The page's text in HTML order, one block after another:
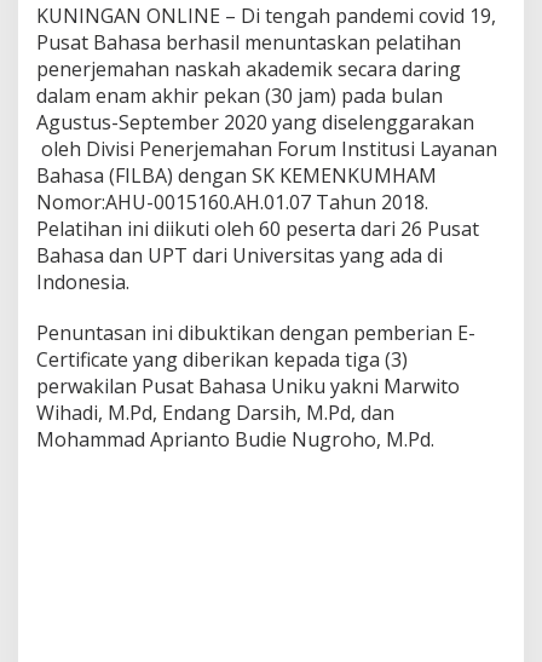
KUNINGAN ONLINE – Di tengah pandemi covid 19,
Pusat Bahasa berhasil menuntaskan pelatihan
penerjemahan naskah akademik secara daring
dalam enam akhir pekan (30 jam) pada bulan
Agustus-September 2020 yang diselenggarakan
oleh Divisi Penerjemahan Forum Institusi Layanan
Bahasa (FILBA) dengan SK KEMENKUMHAM
Nomor:AHU-0015160.AH.01.07 Tahun 2018.
Pelatihan ini diikuti oleh 60 peserta dari 26 Pusat
Bahasa dan UPT dari Universitas yang ada di
Indonesia.
Penuntasan ini dibuktikan dengan pemberian E-
Certificate yang diberikan kepada tiga (3)
perwakilan Pusat Bahasa Uniku yakni Marwito
Wihadi, M.Pd, Endang Darsih, M.Pd, dan
Mohammad Aprianto Budie Nugroho, M.Pd.